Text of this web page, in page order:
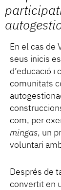
En el cas de
seus inicis
d’educació i
comunitats
com, per
mingas, un
voluntari
Després de
convertit en